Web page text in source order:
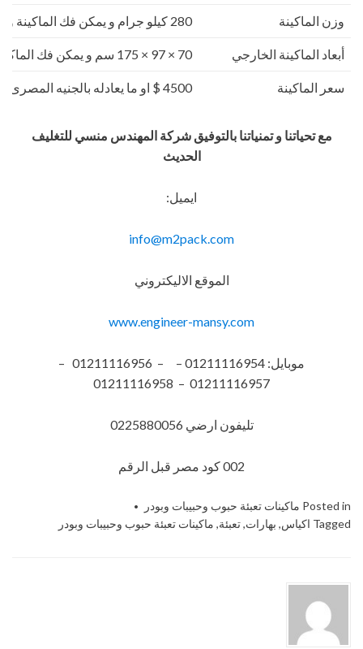
وزن الماكينة 280 كيلو جرام و يمكن فك الماكينة و تركيبها في اي مكان
أبعاد الماكينة الخارجي 70 × 97 × 175 سم و يمكن فك الماكينة و تركيبها في اي مكان
سعر الماكينة 4500 $ او ما يعادله بالجنيه المصرى
مع تحياتنا و تمنياتنا بالتوفيق شركة المهندس منسي للتغليف
الحديث
ايميل:
info@m2pack.com
الموقع الاليكتروني
www.engineer-mansy.com
موبايل: 01211116954 – – 01211116956 –
01211116957 – 01211116958
تليفون ارضي 0225880056
002 كود مصر قبل الرقم​
Posted in ماكينات تعبئة حبوب وحبيبات وبودر
Tagged اكياس, بهارات,تعبئة, ماكينات تعبئة حبوب وحبيبات وبودر